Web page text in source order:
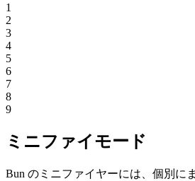
1
2
3
4
5
6
7
8
9
ミニファイモード
Bun のミニファイヤーには、個別に